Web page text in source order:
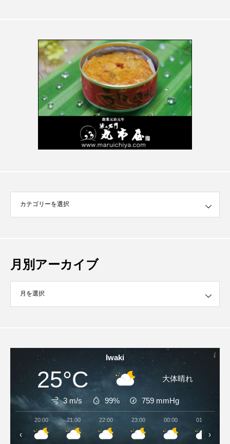
月別アーカイブ
ブ
Iwaki
25°C 大体晴れ
3 m/s 99% 759 mmHg
20:00 21:00 22:00 23:00 00:00 01:00
‹ ›